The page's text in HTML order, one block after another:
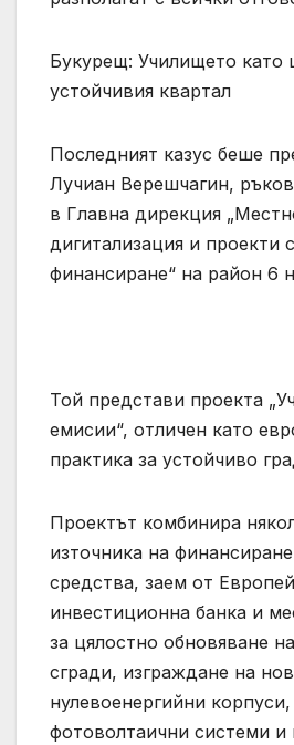
Букурещ: Училището като
устойчивия квартал
Последният казус беше
Лучиан Верешчагин,
в Главна дирекция
дигитализация и проекти
финансиране“ на район 6
Той представи проекта
емисии“, отличен като
практика за устойчиво
Проектът комбинира
източника на
средства, заем от
инвестиционна банка и
за цялостно обновяване
сгради, изграждане на
нулевоенергийни
фотоволтаични системи